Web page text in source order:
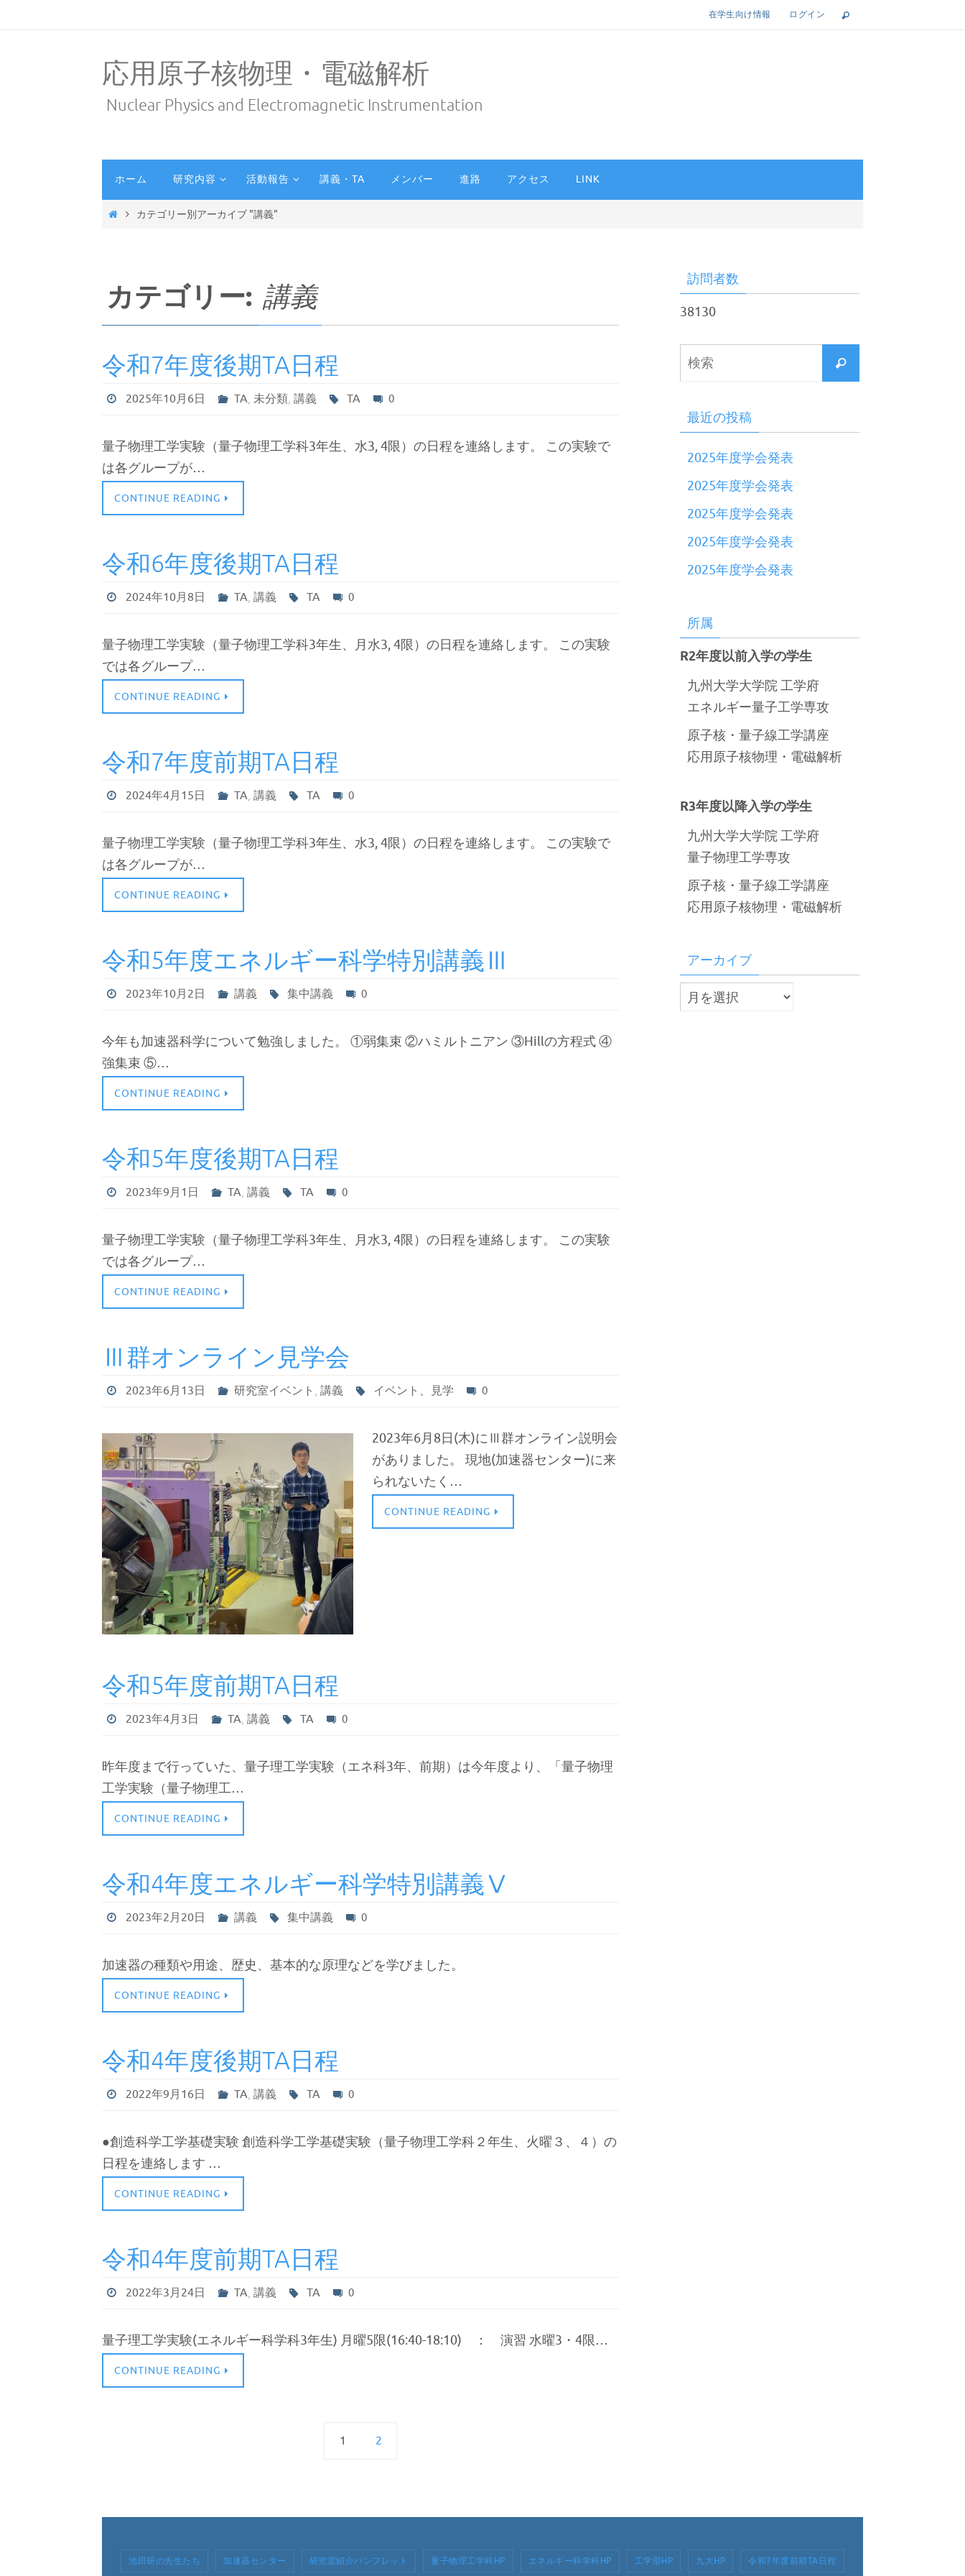
在学生向け情報 ログイン
応用原子核物理・電磁解析
Nuclear Physics and Electromagnetic Instrumentation
ホーム 研究内容 活動報告 講義・TA メンバー 進路 アクセス LINK
カテゴリー別アーカイブ "講義"
カテゴリー: 講義
令和7年度後期TA日程
2025年10月6日 TA, 未分類, 講義 TA 0
量子物理工学実験（量子物理工学科3年生、水3, 4限）の日程を連絡します。 この実験で
は各グループが…
CONTINUE READING
令和6年度後期TA日程
2024年10月8日 TA, 講義 TA 0
量子物理工学実験（量子物理工学科3年生、月水3, 4限）の日程を連絡します。 この実験
では各グループ…
CONTINUE READING
令和7年度前期TA日程
2024年4月15日 TA, 講義 TA 0
量子物理工学実験（量子物理工学科3年生、水3, 4限）の日程を連絡します。 この実験で
は各グループが…
CONTINUE READING
令和5年度エネルギー科学特別講義Ⅲ
2023年10月2日 講義 集中講義 0
今年も加速器科学について勉強しました。 ①弱集束 ②ハミルトニアン ③Hillの方程式 ④
強集束 ⑤…
CONTINUE READING
令和5年度後期TA日程
2023年9月1日 TA, 講義 TA 0
量子物理工学実験（量子物理工学科3年生、月水3, 4限）の日程を連絡します。 この実験
では各グループ…
CONTINUE READING
Ⅲ群オンライン見学会
2023年6月13日 研究室イベント , 講義 イベント、見学 0
2023年6月8日(木)にⅢ群オンライン説明会
がありました。 現地(加速器センター)に来
られないたく…
CONTINUE READING
令和5年度前期TA日程
2023年4月3日 TA, 講義 TA 0
昨年度まで行っていた、量子理工学実験（エネ科3年、前期）は今年度より、「量子物理
工学実験（量子物理工…
CONTINUE READING
令和4年度エネルギー科学特別講義Ⅴ
2023年2月20日 講義 集中講義 0
加速器の種類や用途、歴史、基本的な原理などを学びました。
CONTINUE READING
令和4年度後期TA日程
2022年9月16日 TA, 講義 TA 0
●創造科学工学基礎実験 創造科学工学基礎実験（量子物理工学科２年生、火曜３、４）の
日程を連絡します …
CONTINUE READING
令和4年度前期TA日程
2022年3月24日 TA, 講義 TA 0
量子理工学実験(エネルギー科学科3年生) 月曜5限(16:40-18:10) ： 演習 水曜3・4限…
CONTINUE READING
1 2
訪問者数
38130
最近の投稿
2025年度学会発表
2025年度学会発表
2025年度学会発表
2025年度学会発表
2025年度学会発表
所属
R2年度以前入学の学生
九州大学大学院 工学府
エネルギー量子工学専攻
原子核・量子線工学講座
応用原子核物理・電磁解析
R3年度以降入学の学生
九州大学大学院 工学府
量子物理工学専攻
原子核・量子線工学講座
応用原子核物理・電磁解析
アーカイブ
池田研の先生たち 加速器センター 研究室紹介パンフレット 量子物理工学科HP エネルギー科学科HP 工学部HP 九大HP 令和7年度前期TA日程